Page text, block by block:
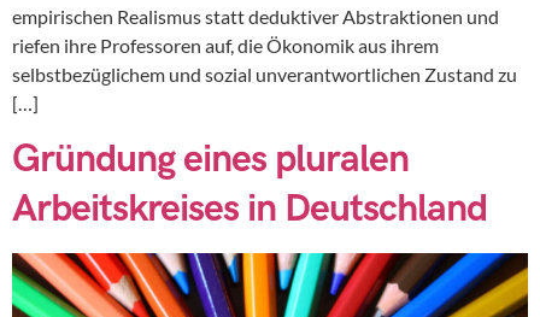
empirischen Realismus statt deduktiver Abstraktionen und
riefen ihre Professoren auf, die Ökonomik aus ihrem
selbstbezüglichem und sozial unverantwortlichen Zustand zu
[…]
Gründung eines pluralen
Arbeitskreises in Deutschland